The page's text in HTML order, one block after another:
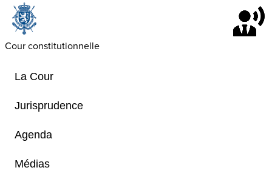
Cour constitutionnelle
La Cour
Jurisprudence
Agenda
Médias